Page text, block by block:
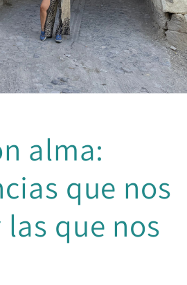
alma:
que nos
que nos